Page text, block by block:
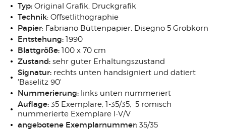
Typ: Original Grafik, Druckgrafik
Technik: Offsetlithographie
Papier: Fabriano Büttenpapier, Disegno 5 Grobkorn
Entstehung: 1990
Blattgröße: 100 x 70 cm
Zustand: sehr guter Erhaltungszustand
Signatur: rechts unten handsigniert und datiert
'Baselitz 90'
Nummerierung: links unten nummeriert
Auflage: 35 Exemplare, 1-35/35, 5 römisch
nummerierte Exemplare I-V/V
angebotene Exemplarnummer: 35/35